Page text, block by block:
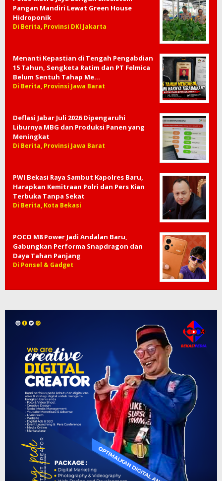
Pangan Mandiri Lewat Green House
Hidroponik
Di Berita, Provinsi DKI Jakarta
Menanti Kepastian di Tengah Pengabdian
15 Tahun, Sengketa Ratim dan PT Felmica
Belum Sentuh Tahap Me…
Di Berita, Provinsi Jawa Barat
Deflasi Jabar Juli 2026 Dipengaruhi
Liburnya MBG dan Produksi Panen yang
Meningkat
Di Berita, Provinsi Jawa Barat
PWI Bekasi Raya Sambut Kapolres Baru,
Harapkan Kemitraan Polri dan Pers Kian
Terbuka Tanpa Sekat
Di Berita, Kota Bekasi
POCO M8 Power Jadi Andalan Baru,
Gabungkan Performa Snapdragon dan
Daya Tahan Panjang
Di Ponsel & Gadget